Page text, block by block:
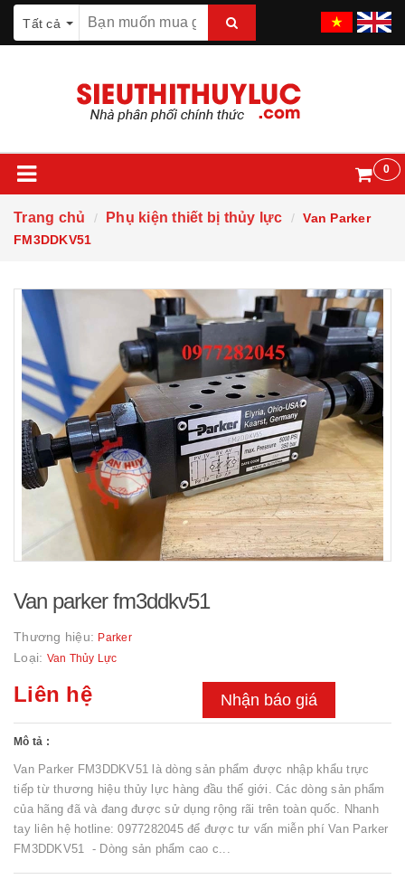
Tất cả
0
Trang chủ Phụ kiện thiết bị thủy lực
Van Parker
FM3DDKV51
Van parker fm3ddkv51
Thương hiệu: Parker
Loại: Van Thủy Lực
Liên hệ Nhận báo giá
Mô tả :
Van Parker FM3DDKV51 là dòng sản phẩm được nhập khẩu trực
tiếp từ thương hiệu thủy lực hàng đầu thế giới. Các dòng sản phẩm
của hãng đã và đang được sử dụng rộng rãi trên toàn quốc. Nhanh
tay liên hệ hotline: 0977282045 để được tư vấn miễn phí Van Parker
FM3DDKV51 - Dòng sản phẩm cao c...